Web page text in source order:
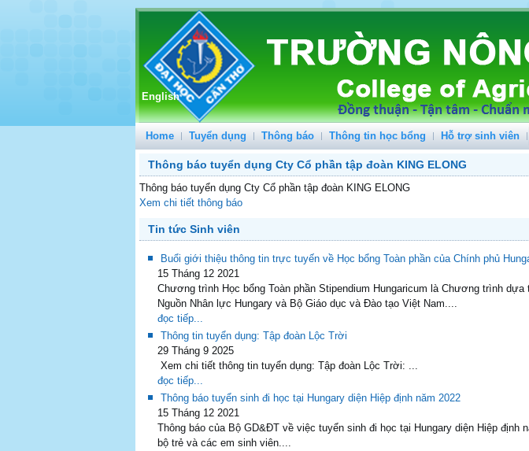
English
Home Tuyển dụng Thông báo Thông tin học bổng Hỗ trợ sinh viên
Thông báo tuyển dụng Cty Cổ phần tập đoàn KING ELONG
Thông báo tuyển dụng Cty Cổ phần tập đoàn KING ELONG
Xem chi tiết thông báo
Tin tức Sinh viên
Buổi giới thiệu thông tin trực tuyến về Học bổng Toàn phần của Chính phủ
15 Tháng 12 2021
Chương trình Học bổng Toàn phần Stipendium Hungaricum là Chương trình
Nguồn Nhân lực Hungary và Bộ Giáo dục và Đào tạo Việt Nam....
đọc tiếp...
Thông tin tuyển dụng: Tập đoàn Lộc Trời
29 Tháng 9 2025
Xem chi tiết thông tin tuyển dụng: Tập đoàn Lộc Trời: ...
đọc tiếp...
Thông báo tuyển sinh đi học tại Hungary diện Hiệp định năm 2022
15 Tháng 12 2021
Thông báo của Bộ GD&ĐT về việc tuyển sinh đi học tại Hungary diện Hiệp định
bộ trẻ và các em sinh viên....